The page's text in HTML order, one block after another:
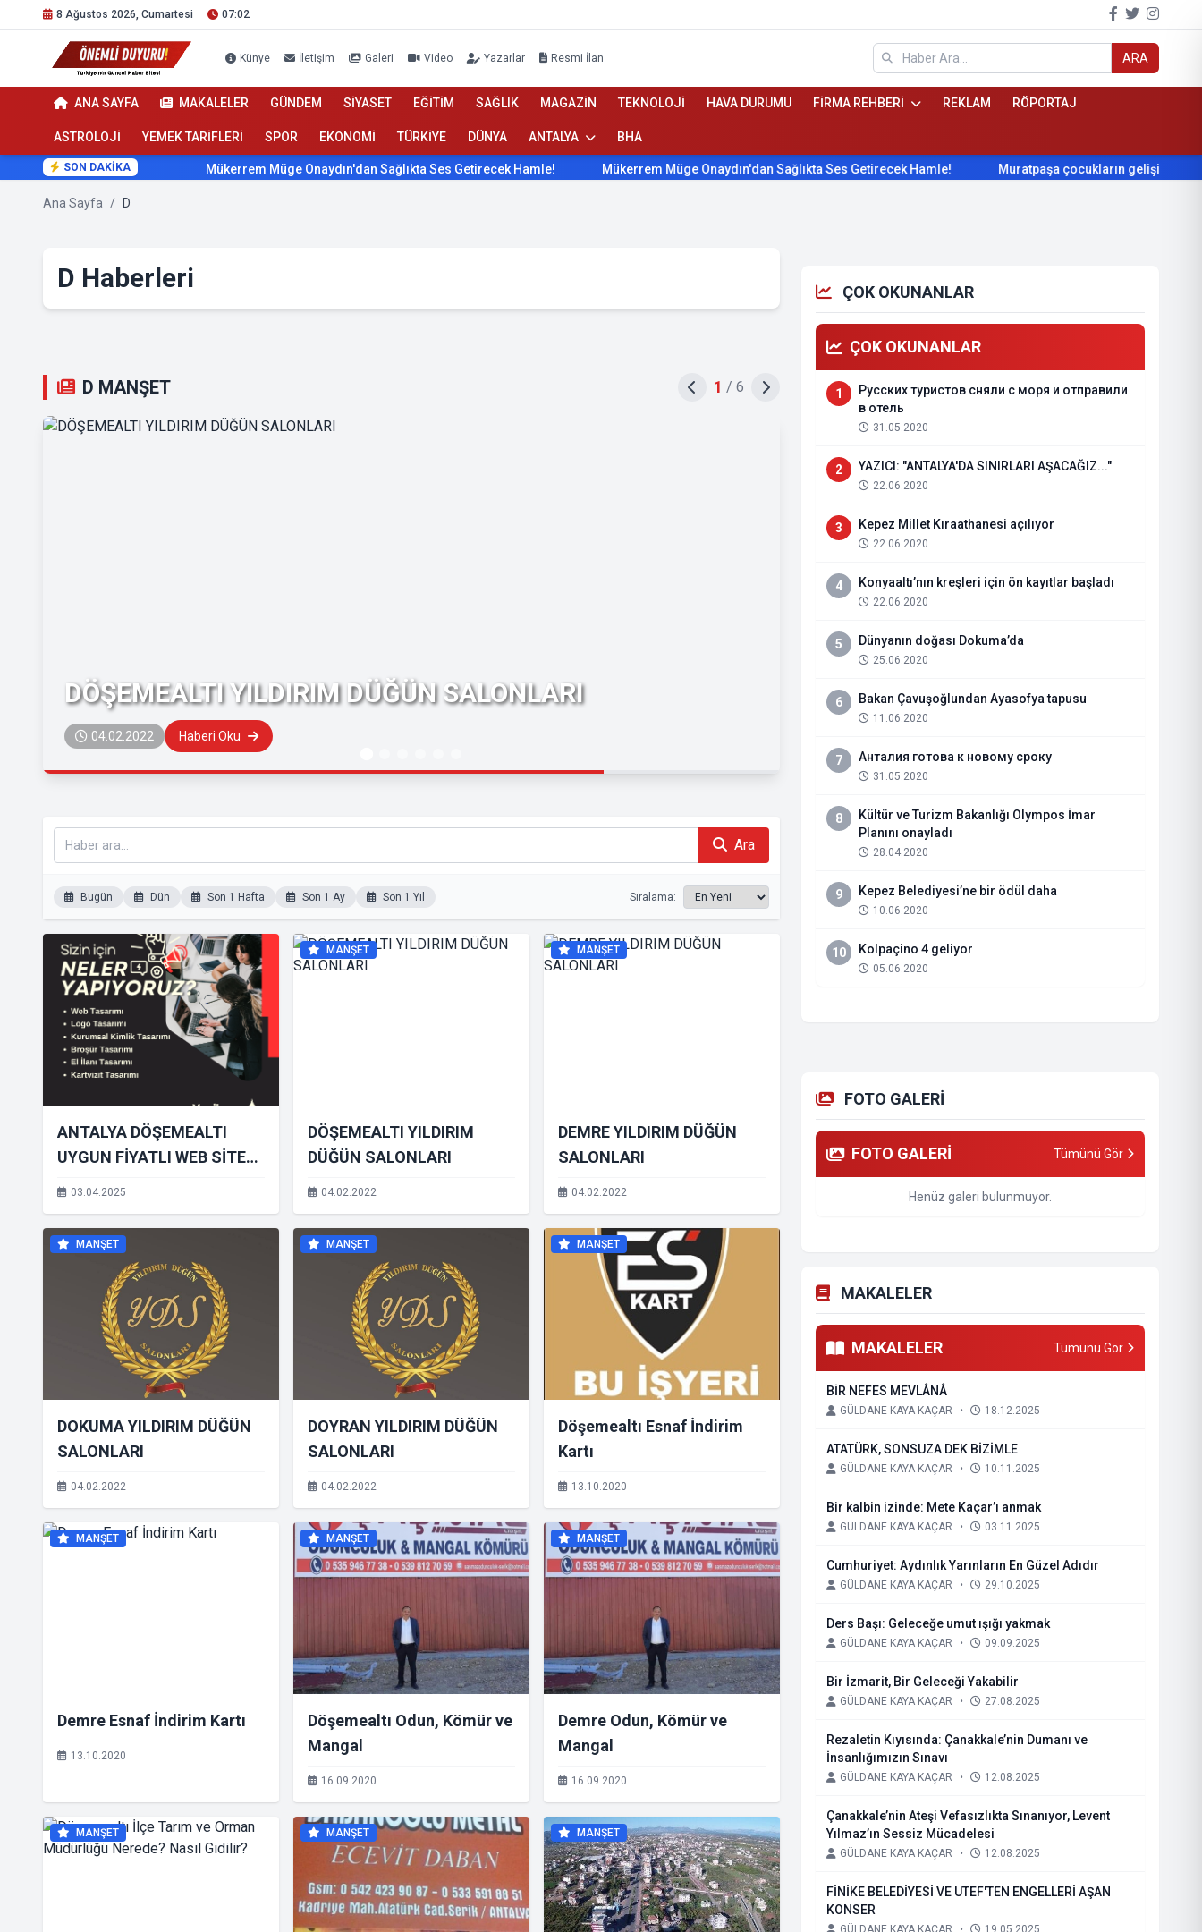
8 Ağustos 2026, Cumartesi 07:02
Künye İletişim Galeri Video Yazarlar Resmi İlan ARA
ANA SAYFA MAKALELER GÜNDEM SİYASET EĞİTİM SAĞLIK MAGAZİN TEKNOLOJİ HAVA DURUMU FİRMA REHBERİ REKLAM RÖPORTAJ
ASTROLOJİ YEMEK TARİFLERİ SPOR EKONOMİ TÜRKİYE DÜNYA ANTALYA BHA
SON DAKİKA Mükerrem Müge Onaydın'dan Sağlıkta Ses Getirecek Hamle! Mükerrem Müge Onaydın'dan Sağlıkta Ses Getirecek Hamle! Muratpaşa çocukların gelişimini
Ana Sayfa / D
D Haberleri
D MANŞET 1 / 6
DÖŞEMEALTI YILDIRIM DÜĞÜN SALONLARI
04.02.2022 Haberi Oku
DEMRE YILDIRIM DÜĞÜN
Ara
Bugün Dün Son 1 Hafta Son 1 Ay Son 1 Yıl Sıralama:
ANTALYA DÖŞEMEALTI
UYGUN FİYATLI WEB SİTESİ
TASARIMI
03.04.2025
MANŞET
DÖŞEMEALTI YILDIRIM
DÜĞÜN SALONLARI
04.02.2022
MANŞET
DEMRE YILDIRIM DÜĞÜN
SALONLARI
04.02.2022
MANŞET
DOKUMA YILDIRIM DÜĞÜN
SALONLARI
04.02.2022
MANŞET
DOYRAN YILDIRIM DÜĞÜN
SALONLARI
04.02.2022
MANŞET
Döşemealtı Esnaf İndirim
Kartı
13.10.2020
MANŞET
Demre Esnaf İndirim Kartı
13.10.2020
MANŞET
Döşemealtı Odun, Kömür ve
Mangal
16.09.2020
MANŞET
Demre Odun, Kömür ve
Mangal
16.09.2020
MANŞET MANŞET MANŞET
ÇOK OKUNANLAR
ÇOK OKUNANLAR
1
Русских туристов сняли с моря и отправили
в отель
31.05.2020
2 YAZICI: "ANTALYA'DA SINIRLARI AŞACAĞIZ..."
22.06.2020
3 Kepez Millet Kıraathanesi açılıyor
22.06.2020
4 Konyaaltı’nın kreşleri için ön kayıtlar başladı
22.06.2020
5 Dünyanın doğası Dokuma’da
25.06.2020
6 Bakan Çavuşoğlundan Ayasofya tapusu
11.06.2020
7 Анталия готова к новому сроку
31.05.2020
8
Kültür ve Turizm Bakanlığı Olympos İmar
Planını onayladı
28.04.2020
9 Kepez Belediyesi’ne bir ödül daha
10.06.2020
10 Kolpaçino 4 geliyor
05.06.2020
FOTO GALERİ
FOTO GALERİ Tümünü Gör
Henüz galeri bulunmuyor.
MAKALELER
MAKALELER Tümünü Gör
BİR NEFES MEVLÂNÂ
GÜLDANE KAYA KAÇAR • 18.12.2025
ATATÜRK, SONSUZA DEK BİZİMLE
GÜLDANE KAYA KAÇAR • 10.11.2025
Bir kalbin izinde: Mete Kaçar’ı anmak
GÜLDANE KAYA KAÇAR • 03.11.2025
Cumhuriyet: Aydınlık Yarınların En Güzel Adıdır
GÜLDANE KAYA KAÇAR • 29.10.2025
Ders Başı: Geleceğe umut ışığı yakmak
GÜLDANE KAYA KAÇAR • 09.09.2025
Bir İzmarit, Bir Geleceği Yakabilir
GÜLDANE KAYA KAÇAR • 27.08.2025
Rezaletin Kıyısında: Çanakkale’nin Dumanı ve
İnsanlığımızın Sınavı
GÜLDANE KAYA KAÇAR • 12.08.2025
Çanakkale’nin Ateşi Vefasızlıkta Sınanıyor, Levent
Yılmaz’ın Sessiz Mücadelesi
GÜLDANE KAYA KAÇAR • 12.08.2025
FİNİKE BELEDİYESİ VE UTEF'TEN ENGELLERİ AŞAN
KONSER
GÜLDANE KAYA KAÇAR • 19.05.2025